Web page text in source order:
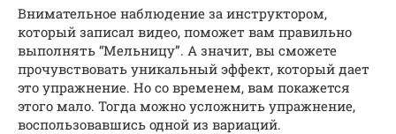
Внимательное наблюдение за инструктором,
который записал видео, поможет вам правильно
выполнять “Мельницу”. А значит, вы сможете
прочувствовать уникальный эффект, который дает
это упражнение. Но со временем, вам покажется
этого мало. Тогда можно усложнить упражнение,
воспользовавшись одной из вариаций.